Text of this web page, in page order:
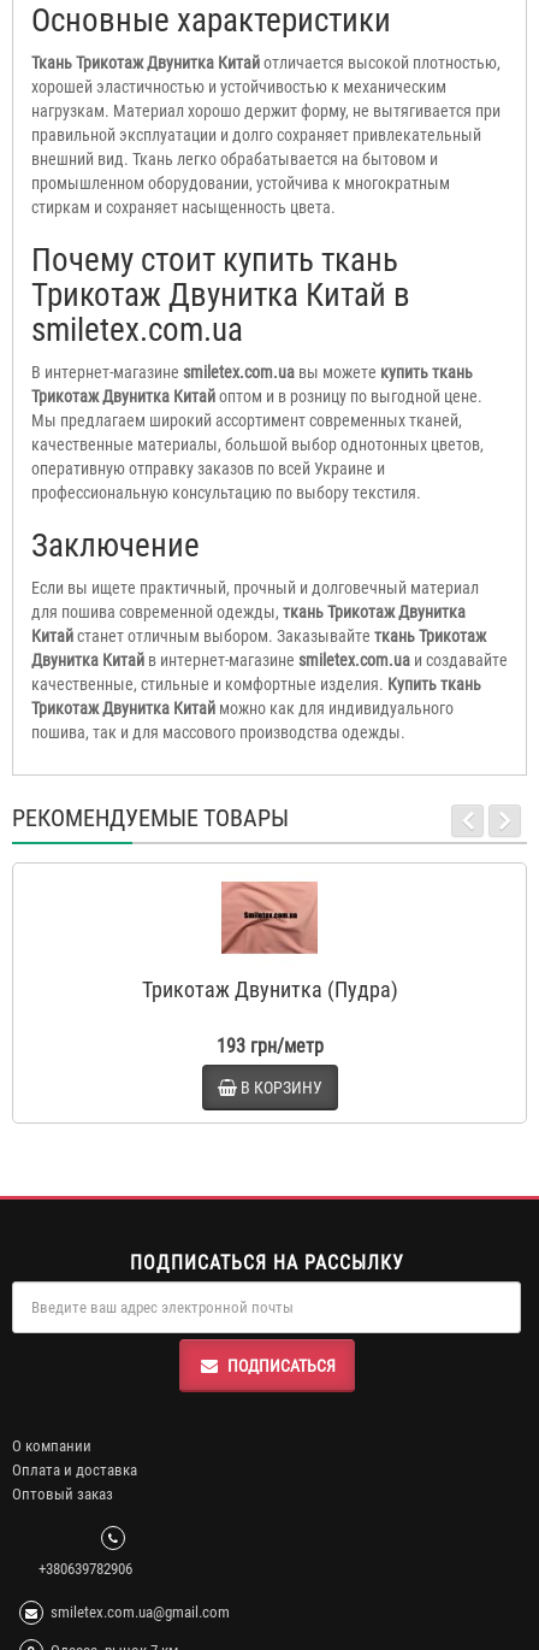
Основные характеристики
Ткань Трикотаж Двунитка Китайотличается высокой плотностью,
хорошей эластичностью и устойчивостью к механическим
нагрузкам. Материал хорошо держит форму, не вытягивается при
правильной эксплуатации и долго сохраняет привлекательный
внешний вид. Ткань легко обрабатывается на бытовом и
промышленном оборудовании, устойчива к многократным
стиркам и сохраняет насыщенность цвета.
Почему стоит купить ткань
Трикотаж Двунитка Китай в
smiletex.com.ua
В интернет-магазине smiletex.com.ua вы можете купить ткань
Трикотаж Двунитка Китайоптом и в розницу по выгодной цене.
Мы предлагаем широкий ассортимент современных тканей,
качественные материалы, большой выбор однотонных цветов,
оперативную отправку заказов по всей Украине и
профессиональную консультацию по выбору текстиля.
Заключение
Если вы ищете практичный, прочный и долговечный материал
для пошива современной одежды, ткань Трикотаж Двунитка
Китайстанет отличным выбором. Заказывайте ткань Трикотаж
Двунитка Китай в интернет-магазине smiletex.com.ua и создавайте
качественные, стильные и комфортные изделия. Купить ткань
Трикотаж Двунитка Китай можно как для индивидуального
пошива, так и для массового производства одежды.
РЕКОМЕНДУЕМЫЕ ТОВАРЫ
Трикотаж Двунитка (Пудра)
193 грн/метр
В КОРЗИНУ
ПОДПИСАТЬСЯ НА РАССЫЛКУ
ПОДПИСАТЬСЯ
О компании
Оплата и доставка
Оптовый заказ
+380639782906
smiletex.com.ua@gmail.com